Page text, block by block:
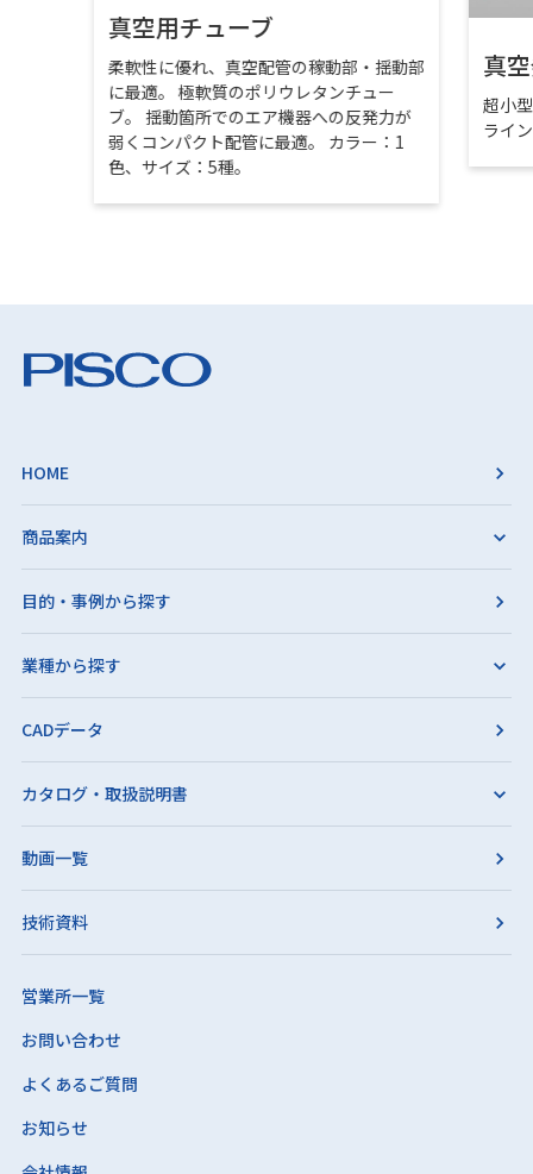
真空用チューブ
柔軟性に優れ、真空配管の稼動部・揺動部
に最適。 極軟質のポリウレタンチュー
ブ。 揺動箇所でのエア機器への反発力が
弱くコンパクト配管に最適。 カラー：1
色、サイズ：5種。
真
超小
ライ
HOME
商品案内
目的・事例から探す
業種から探す
CADデータ
カタログ・取扱説明書
動画一覧
技術資料
営業所一覧
お問い合わせ
よくあるご質問
お知らせ